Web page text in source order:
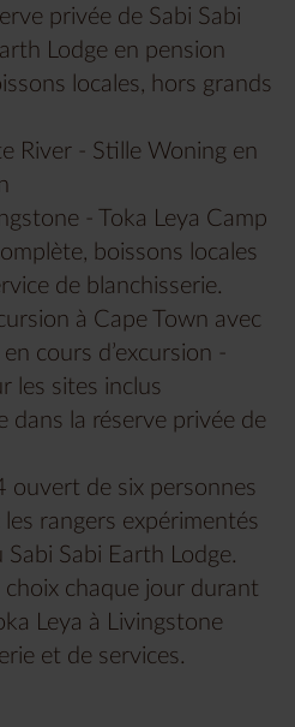
privée de Sabi Sabi
Lodge en pension
locales, hors grands
River - Stille Woning en
- Toka Leya Camp
boissons locales
de blanchisserie.
à Cape Town avec
cours d’excursion -
les sites inclus
dans la réserve privée de
ouvert de six personnes
rangers expérimentés
Sabi Earth Lodge.
chaque jour durant
Leya à Livingstone
et de services.